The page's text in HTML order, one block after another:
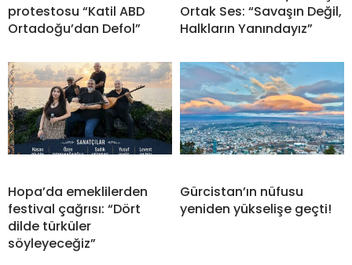
protestosu “Katil ABD
Ortadoğu’dan Defol”
Ortak Ses: “Savaşın Değil,
Halkların Yanındayız”
Hopa’da emeklilerden
festival çağrısı: “Dört
dilde türküler
söyleyeceğiz”
Gürcistan’ın nüfusu
yeniden yükselişe geçti!